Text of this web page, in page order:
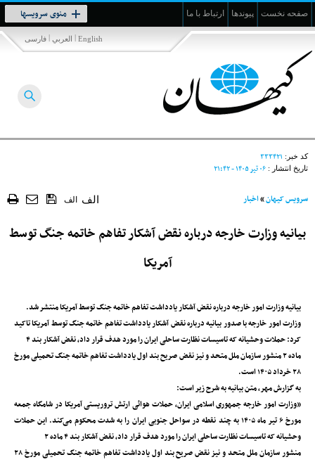
صفحه نخست پیوندها ارتباط با ما منوی سرویسها
Toggle
navigation
فارسی | العربي | English
کد خبر: ۳۳۳۴۲۱
تاریخ انتشار : ۰۶ تير ۱۴۰۵ - ۲۱:۴۲
سرویس کیهان»اخبار الف الف
بیانیه وزارت خارجه درباره نقض آشکار تفاهم خاتمه جنگ توسط
آمریکا
بیانیه وزارت امور خارجه درباره نقض آشکار یادداشت تفاهم خاتمه جنگ توسط آمریکا منتشر شد.
وزارت امور خارجه با صدور بیانیه درباره نقض آشکار یادداشت تفاهم خاتمه جنگ توسط آمریکا تاکید
کرد: حملات وحشیانه که تاسیسات نظارت ساحلی ایران را مورد هدف قرار داد، نقض آشکار بند ۴
ماده ۲ منشور سازمان ملل متحد و نیز نقض صریح بند اول یادداشت تفاهم خاتمه جنگ تحمیلی مورخ
۲۸ خرداد ۱۴۰۵ است.
به گزارش مهر، متن بیانیه به شرح زیر است:
«وزارت امور خارجه جمهوری اسلامی ایران، حملات هوائی ارتش تروریستی آمریکا در شامگاه جمعه
مورخ ۶ تیر ماه ۱۴۰۵ به چند نقطه در سواحل جنوبی ایران را به شدت محکوم می‌کند. این حملات
وحشیانه که تاسیسات نظارت ساحلی ایران را مورد هدف قرار داد، نقض آشکار بند ۴ ماده ۲
منشور سازمان ملل متحد و نیز نقض صریح بند اول یادداشت تفاهم خاتمه جنگ تحمیلی مورخ ۲۸